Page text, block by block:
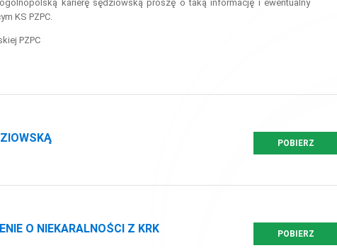
karierę sędziowską proszę o taką informację i ewentualny
KS PZPC.
PZPC
POBIERZ
O NIEKARALNOŚCI Z KRK POBIERZ